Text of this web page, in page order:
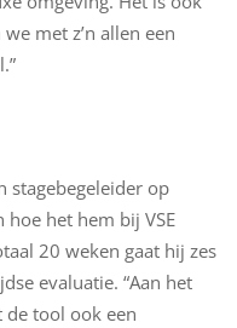
met z’n allen een
stagebegeleider op
het hem bij VSE
20 weken gaat hij zes
evaluatie. “Aan het
de tool ook een